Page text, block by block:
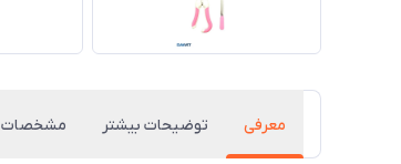
معرفی توضیحات بیشتر مشخصات